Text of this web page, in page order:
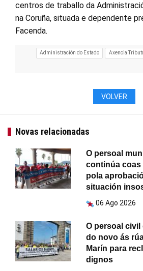
centros de traballo da
na Coruña, situada e dependente
Facenda.
Administración do Estado Axencia
VOLVER
Novas relacionadas
O persoal
continúa
pola
situación
06 Ago 2026
O persoal civil
do novo ás
Marín para
dignos